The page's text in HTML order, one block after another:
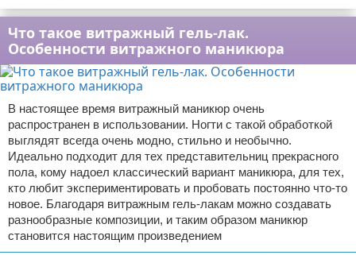
Что такое витражный гель-лак.
Особенности витражного маникюра
В настоящее время витражный маникюр очень
распространен в использовании. Ногти с такой обработкой
выглядят всегда очень модно, стильно и необычно.
Идеально подходит для тех представительниц прекрасного
пола, кому надоел классический вариант маникюра, для тех,
кто любит экспериментировать и пробовать постоянно что-то
новое. Благодаря витражным гель-лакам можно создавать
разнообразные композиции, и таким образом маникюр
становится настоящим произведением